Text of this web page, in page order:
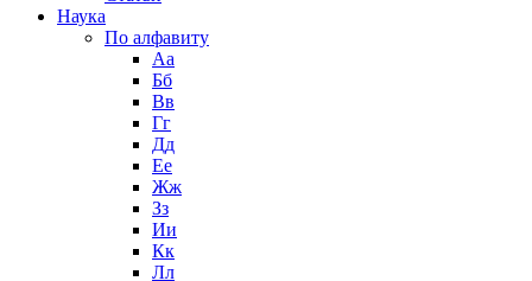
Наука
По алфавиту
Аа
Бб
Вв
Гг
Дд
Ее
Жж
Зз
Ии
Кк
Лл